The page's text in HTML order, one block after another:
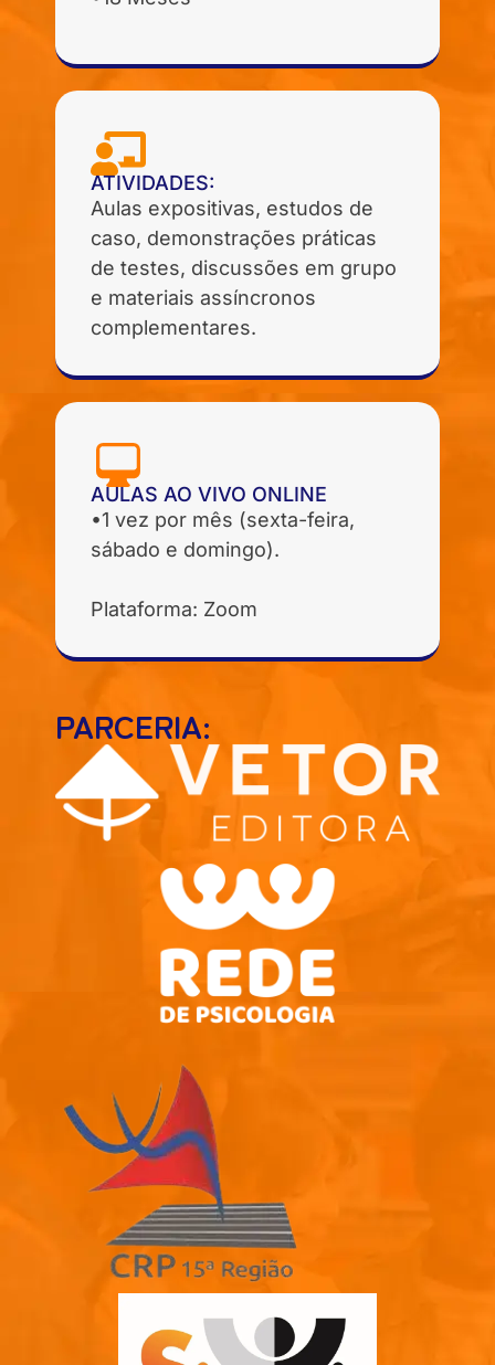
ATIVIDADES:
Aulas expositivas, estudos de
caso, demonstrações práticas
de testes, discussões em grupo
e materiais assíncronos
complementares.
AULAS AO VIVO ONLINE
•1 vez por mês (sexta-feira,
sábado e domingo).
Plataforma: Zoom
PARCERIA: